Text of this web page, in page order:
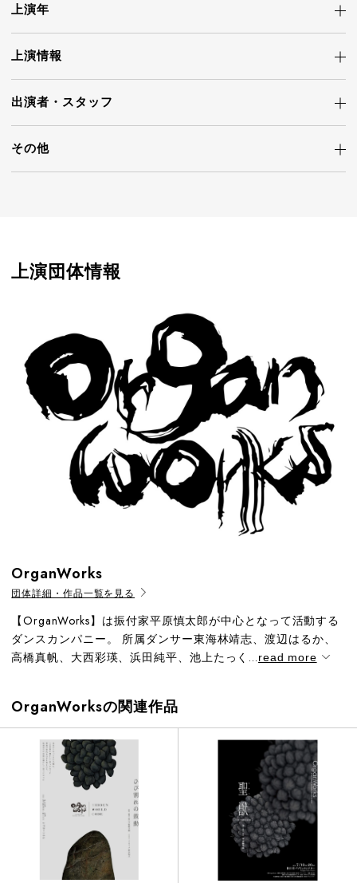
上演年
上演情報
出演者・ スタッフ
その他
上演団体情報
OrganWorks
団体詳細・作品一覧を見る
【OrganWorks】は振付家平原慎太郎が中心となって活動する
ダンスカンパニー。 所属ダンサー東海林靖志、渡辺はるか、
高橋真帆、大西彩瑛、浜田純平、池上たっく...read more
OrganWorksの関連作品